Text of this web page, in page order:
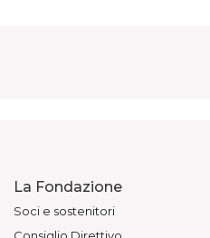
La Fondazione
Soci e sostenitori
Consiglio Direttivo